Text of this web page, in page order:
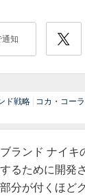
通知
ド戦略 コカ・コーラ
ンド ナイキ
るために開発
分が付くほど